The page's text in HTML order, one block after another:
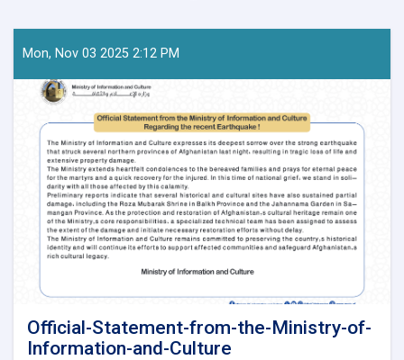
Mon, Nov 03 2025 2:12 PM
Official-Statement-from-the-Ministry-of-
Information-and-Culture